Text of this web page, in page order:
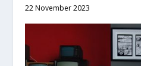
22 November 2023